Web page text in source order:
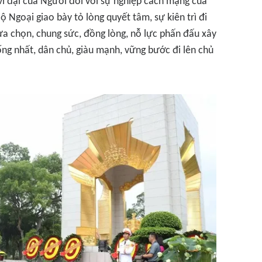
Ngoại giao bày tỏ lòng quyết tâm, sự kiên trì đi
chọn, chung sức, đồng lòng, nỗ lực phấn đấu xây
nhất, dân chủ, giàu mạnh, vững bước đi lên chủ